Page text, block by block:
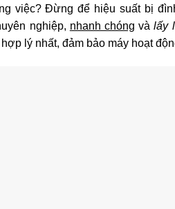
việc? Đừng để hiệu suất bị
nghiệp, nhanh chóng vàlấy
lý nhất, đảm bảo máy hoạt